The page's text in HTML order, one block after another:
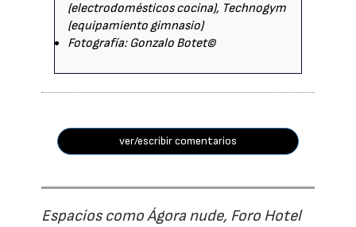
(electrodomésticos cocina), Technogym
(equipamiento gimnasio)
Fotografía: Gonzalo Botet©
ver/escribir comentarios
Espacios como Ágora nude, Foro Hotel